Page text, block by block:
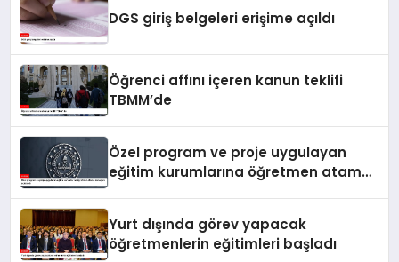
DGS giriş belgeleri erişime açıldı
Öğrenci affını içeren kanun teklifi
TBMM’de
Özel program ve proje uygulayan
eğitim kurumlarına öğretmen atama
Yurt dışında görev yapacak
öğretmenlerin eğitimleri başladı